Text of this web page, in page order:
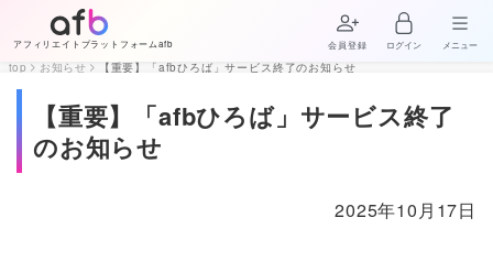
アフィリエイトプラットフォームafb 会員登録 ログイン メニュー
top お知らせ 【重要】「afbひろば」サービス終了のお知らせ
【重要】「afbひろば」サービス終了
のお知らせ
2025年10月17日